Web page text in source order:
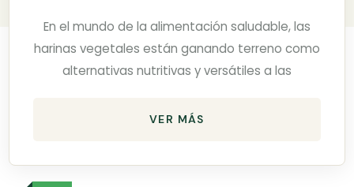
En el mundo de la alimentación saludable, las
harinas vegetales están ganando terreno como
alternativas nutritivas y versátiles a las
VER MÁS